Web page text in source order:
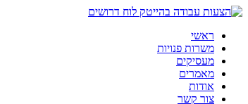
לוח דרושים
ראשי
משרות פנויות
מעסיקים
מאמרים
אודות
צור קשר